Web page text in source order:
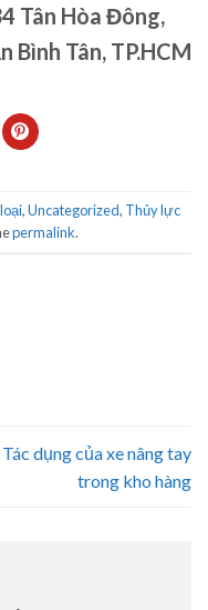
Tân Hòa Đông,
Bình Tân, TP.HCM
,Uncategorized, Thủy lực
permalink.
Tác dụng của xe nâng tay
trong kho hàng